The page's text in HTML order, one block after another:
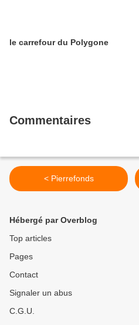
le carrefour du Polygone
Commentaires
< Pierrefonds
Hébergé par Overblog
Top articles
Pages
Contact
Signaler un abus
C.G.U.